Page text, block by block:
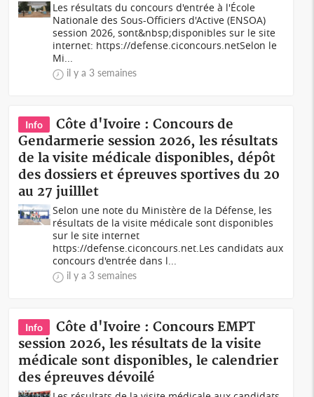
Les résultats du concours d'entrée à l'École
Nationale des Sous-Officiers d'Active (ENSOA)
session 2026, sont&nbsp;disponibles sur le site
internet: https://defense.ciconcours.netSelon le
Mi...
il y a 3 semaines
Info
Côte d'Ivoire : Concours de
Gendarmerie session 2026, les résultats
de la visite médicale disponibles, dépôt
des dossiers et épreuves sportives du 20
au 27 juilllet
Selon une note du Ministère de la Défense, les
résultats de la visite médicale sont disponibles
sur le site internet
https://defense.ciconcours.net.Les candidats aux
concours d'entrée dans l...
il y a 3 semaines
Info
Côte d'Ivoire : Concours EMPT
session 2026, les résultats de la visite
médicale sont disponibles, le calendrier
des épreuves dévoilé